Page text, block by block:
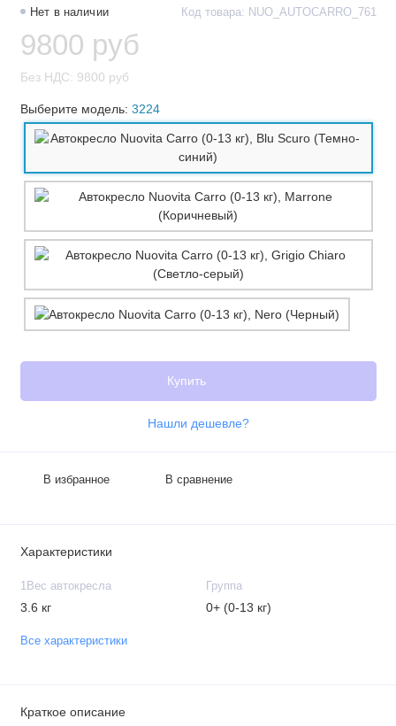
Нет в наличии Код товара: NUO_AUTOCARRO_761
9800 руб
Без НДС: 9800 руб
Выберите модель: 3224
Купить
Нашли дешевле?
В избранное В сравнение
Характеристики
1Вес автокресла
3.6 кг
Группа
0+ (0-13 кг)
Все характеристики
Краткое описание